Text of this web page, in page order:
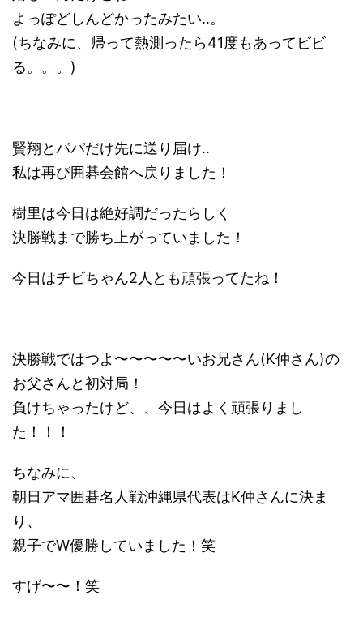
よっぽどしんどかったみたい‥。
(ちなみに、帰って熱測ったら41度もあってビビ
る。。。)
賢翔とパパだけ先に送り届け‥
私は再び囲碁会館へ戻りました！
樹里は今日は絶好調だったらしく
決勝戦まで勝ち上がっていました！
今日はチビちゃん2人とも頑張ってたね！
決勝戦ではつよ〜〜〜〜〜いお兄さん(K仲さん)の
お父さんと初対局！
負けちゃったけど、、今日はよく頑張りまし
た！！！
ちなみに、
朝日アマ囲碁名人戦沖縄県代表はK仲さんに決ま
り、
親子でW優勝していました！笑
すげ〜〜！笑